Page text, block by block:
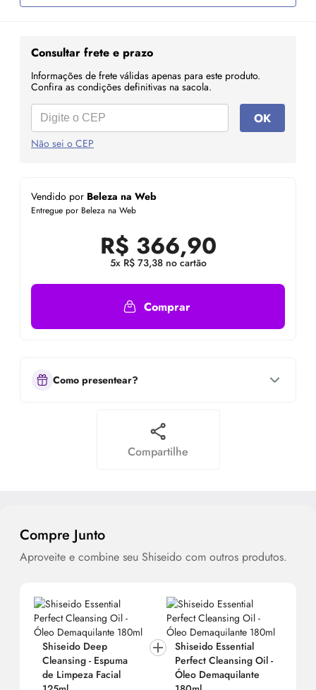
Consultar frete e prazo
Informações de frete válidas apenas para este produto.
Confira as condições definitivas na sacola.
OK
Não sei o CEP
Vendido por Beleza na Web
Entregue por Beleza na Web
R$ 366,90
5x R$ 73,38 no cartão
Comprar
Como presentear?
Compartilhe
Compre Junto
Aproveite e combine seu Shiseido com outros produtos.
Shiseido Deep
Cleansing - Espuma
de Limpeza Facial
Shiseido Essential
Perfect Cleansing Oil -
Óleo Demaquilante